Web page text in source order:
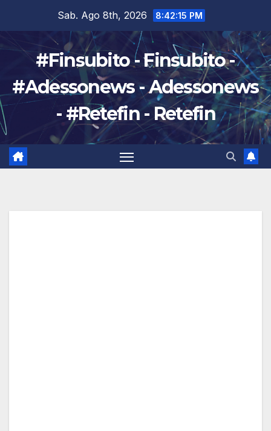
contenuto
Sab. Ago 8th, 2026 8:42:16 PM
#Finsubito - Finsubito -
#Adessonews - Adessonews
- #Retefin - Retefin